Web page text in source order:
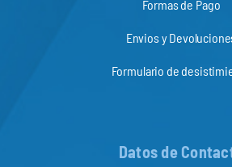
Formas de Pago
Envios y
Formulario de
Datos de